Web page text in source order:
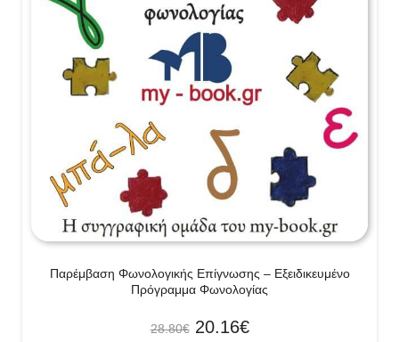
Παρέμβαση Φωνολογικής Επίγνωσης – Εξειδικευμένο
Πρόγραμμα Φωνολογίας
28.80€ 20.16€